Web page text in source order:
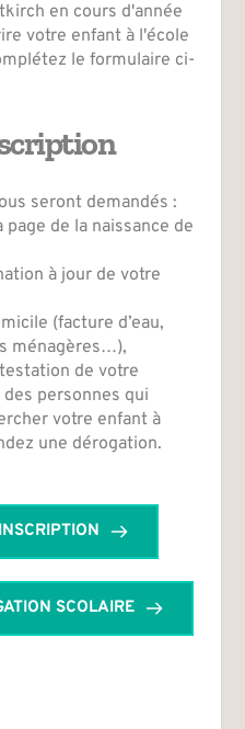
en cours d'année
votre enfant à l'école
le formulaire ci-
seront demandés :
de la naissance de
à jour de votre
(facture d’eau,
ménagères…),
de votre
personnes qui
votre enfant à
une dérogation.
SCOLAIRE